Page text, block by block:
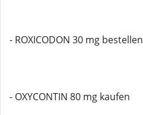
- ROXICODON 30 mg bestellen
- OXYCONTIN 80 mg kaufen